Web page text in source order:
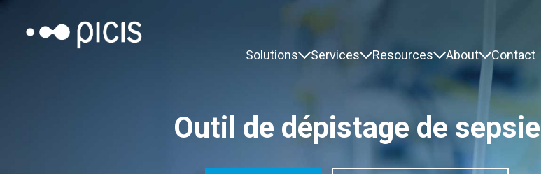
Solutions Services Resources About Contact
Outil de dépistage de sepsie